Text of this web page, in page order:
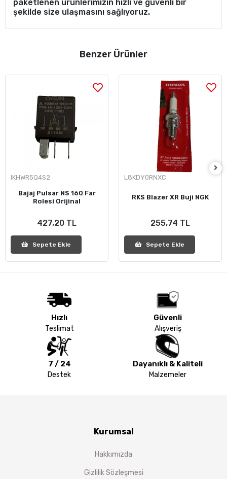
paketlenen ürünlerimizin hızlı ve güvenli bir
şekilde size ulaşmasını sağlıyoruz.
Benzer Ürünler
IKHWR5Q4S2
Bajaj Pulsar NS 160 Far
Rolesi Orijinal
427,20 TL
Sepete Ekle
L8KDY0RNXC
RKS Blazer XR Buji NGK
255,74 TL
Sepete Ekle
Hızlı
Teslimat
Güvenli
Alışveriş
7 / 24
Destek
Dayanıklı & Kaliteli
Malzemeler
Kurumsal
Hakkımızda
Gizlilik Sözleşmesi